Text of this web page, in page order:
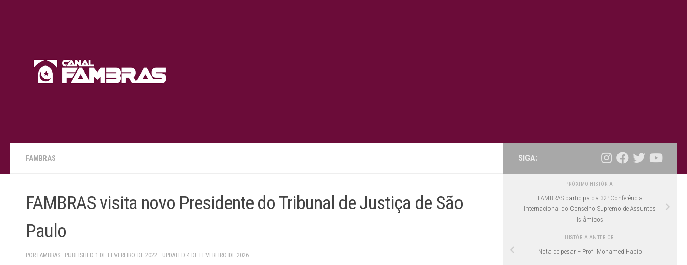
FAMBRAS
FAMBRAS visita novo Presidente do Tribunal de Justiça de São
Paulo
POR FAMBRAS · PUBLISHED 1 DE FEVEREIRO DE 2022 · UPDATED 4 DE FEVEREIRO DE 2026
SIGA:
PRÓXIMO HISTÓRIA
FAMBRAS participa da 32ª Conferência
Internacional do Conselho Supremo de Assuntos
Islâmicos
HISTÓRIA ANTERIOR
Nota de pesar – Prof. Mohamed Habib